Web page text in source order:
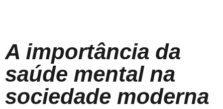
A importância da
saúde mental na
sociedade moderna